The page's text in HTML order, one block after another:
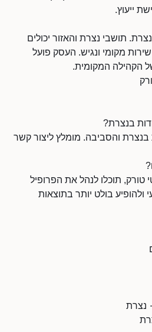
ייעוץ.
תושבי נצרת והאזור יכולים
מקומי ונגיש. העסק פועל
הקהילה המקומית.
בנצרת?
והסביבה. מומלץ ליצור קשר
תוכלו לנהל את הפרופיל
ולהופיע בולט יותר בתוצאות
נצרת